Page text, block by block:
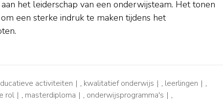
het leiderschap van een onderwijsteam. Het tonen
een sterke indruk te maken tijdens het
activiteiten , kwalitatief onderwijs , leerlingen
,
rol , masterdiploma , onderwijsprogramma's
,